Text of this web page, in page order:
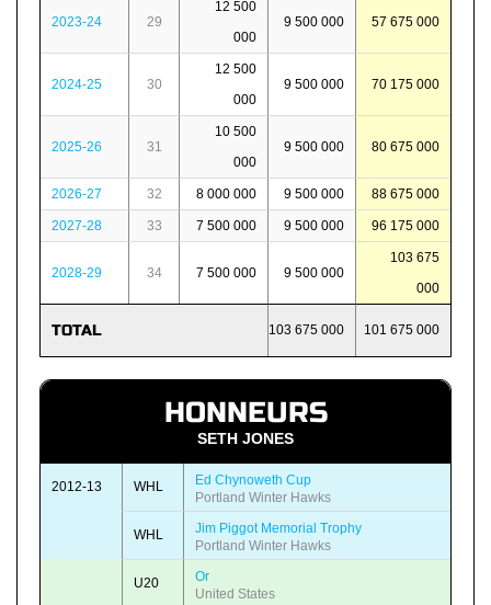
2023-24 29
12 500
000
9 500 000 57 675 000
2024-25 30
12 500
000
9 500 000 70 175 000
2025-26 31
10 500
000
9 500 000 80 675 000
2026-27 32 8 000 000 9 500 000 88 675 000
2027-28 33 7 500 000 9 500 000 96 175 000
2028-29 34 7 500 000 9 500 000
103 675
000
TOTAL 103 675 000 101 675 000
HONNEURS
SETH JONES
2012-13 WHL
Ed Chynoweth Cup
Portland Winter Hawks
WHL
Jim Piggot Memorial Trophy
Portland Winter Hawks
U20
Or
United States